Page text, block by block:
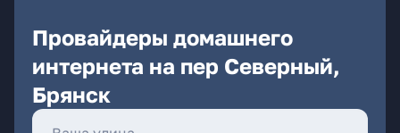
Провайдеры домашнего
интернета на пер Северный,
Брянск